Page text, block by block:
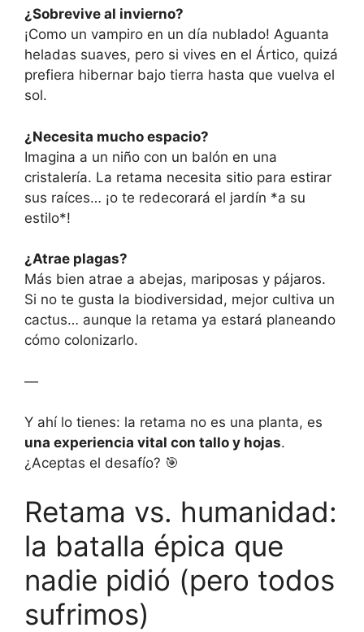
¿Sobrevive al invierno?
¡Como un vampiro en un día nublado! Aguanta
heladas suaves, pero si vives en el Ártico, quizá
prefiera hibernar bajo tierra hasta que vuelva el
sol.
¿Necesita mucho espacio?
Imagina a un niño con un balón en una
cristalería. La retama necesita sitio para estirar
sus raíces… ¡o te redecorará el jardín *a su
estilo*!
¿Atrae plagas?
Más bien atrae a abejas, mariposas y pájaros.
Si no te gusta la biodiversidad, mejor cultiva un
cactus… aunque la retama ya estará planeando
cómo colonizarlo.
—
Y ahí lo tienes: la retama no es una planta, es
una experiencia vital con tallo y hojas.
¿Aceptas el desafío? 🎯
Retama vs. humanidad:
la batalla épica que
nadie pidió (pero todos
sufrimos)